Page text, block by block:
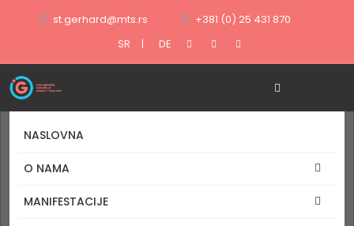
st.gerhard@mts.rs
+381 (0) 25 431 870
SR
| DE
NASLOVNA
O NAMA
MANIFESTACIJE
klick